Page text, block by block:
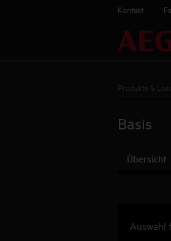
Kontakt
Produkte &
Basis
Übersicht
Auswahl